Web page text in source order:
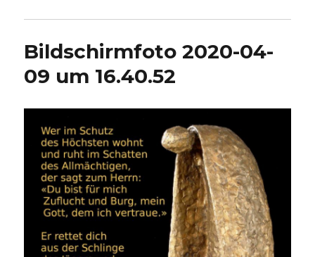
Bildschirmfoto 2020-04-
09 um 16.40.52